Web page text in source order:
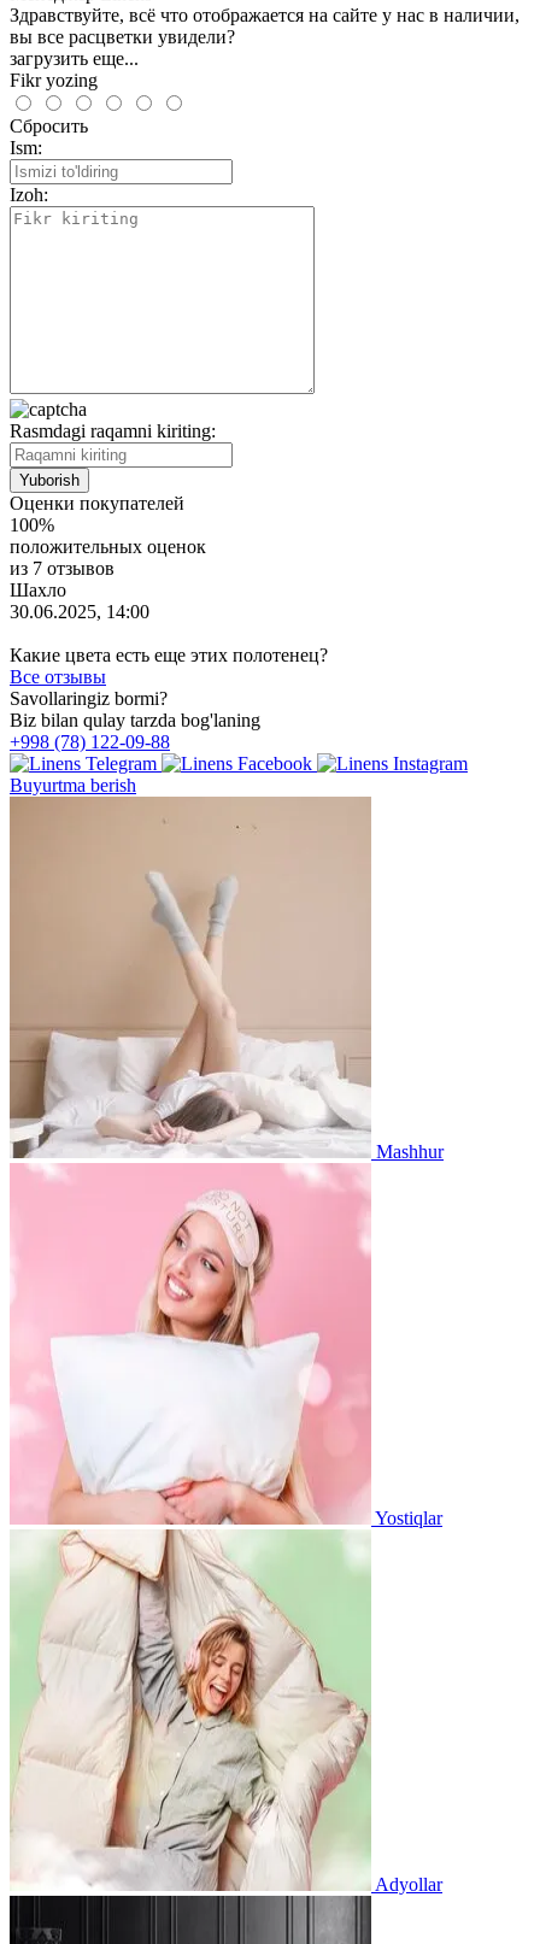
Здравствуйте, всё что отображается на сайте у нас в наличии,
вы все расцветки увидели?
загрузить еще...
Fikr yozing
Сбросить
Ism:
Izoh:
Rasmdagi raqamni kiriting:
Оценки покупателей
100%
положительных оценок
из 7 отзывов
Шахло
30.06.2025, 14:00
Какие цвета есть еще этих полотенец?
Все отзывы
Savollaringiz bormi?
Biz bilan qulay tarzda bog'laning
+998 (78) 122-09-88
Buyurtma berish
Mashhur
Yostiqlar
Adyollar